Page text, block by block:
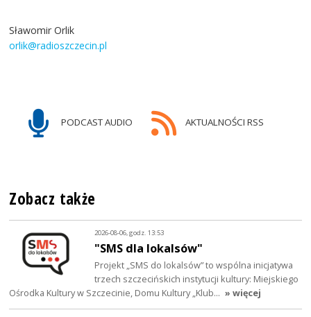
Sławomir Orlik
orlik@radioszczecin.pl
PODCAST AUDIO AKTUALNOŚCI RSS
Zobacz także
2026-08-06, godz. 13:53
"SMS dla lokalsów"
Projekt „SMS do lokalsów” to wspólna inicjatywa
trzech szczecińskich instytucji kultury: Miejskiego
Ośrodka Kultury w Szczecinie, Domu Kultury „Klub… » więcej